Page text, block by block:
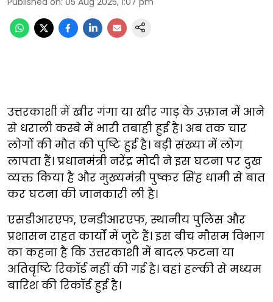
उत्तरकाशी में खीर गंगा या खीर गाड़ के उफ़ान में आने
से धराली कस्बे में भारी तबाही हुई है। अब तक चार
लोगों की मौत की पुष्टि हुई है। बड़ी संख्या में लोग
लापता हैं। प्रधानमंत्री नरेंद्र मोदी ने इस घटना पर दुख
व्यक्त किया है और मुख्यमंत्री पुष्कर सिंह धामी से बात
कर घटना की जानकारी ली है।
एसडीआरएफ, एनडीआरएफ, स्थानीय पुलिस और
प्रशासन राहत कार्यों में जुटे हैं। इस बीच मौसम विभाग
का कहना है कि उत्तरकाशी में बादल फटना या
अतिवृष्टि रिकॉर्ड नहीं की गई है। वहां हल्की से मध्यम
बारिश की रिकॉर्ड हुई है।